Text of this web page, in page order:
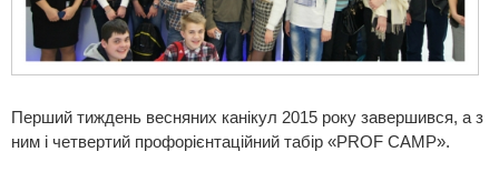
Перший тиждень весняних канікул 2015 року завершився, а з
ним і четвертий профорієнтаційний табір «PROF CAMP».